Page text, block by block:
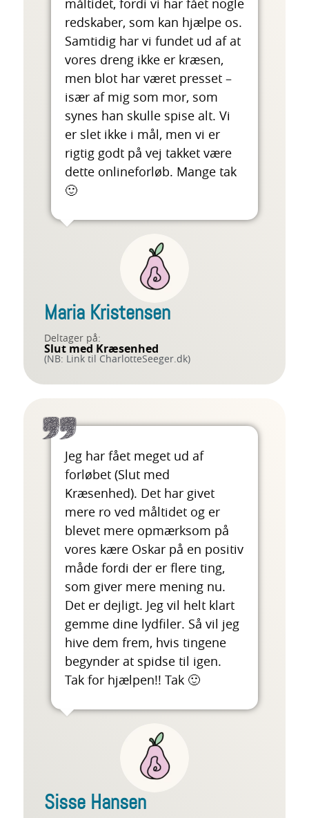
redskaber, som kan hjælpe os.
Samtidig har vi fundet ud af at
vores dreng ikke er kræsen,
men blot har været presset –
især af mig som mor, som
synes han skulle spise alt. Vi
er slet ikke i mål, men vi er
rigtig godt på vej takket være
dette onlineforløb. Mange tak
🙂
Maria Kristensen
Deltager på:
Slut med Kræsenhed
(NB: Link til CharlotteSeeger.dk)
Jeg har fået meget ud af
forløbet (Slut med
Kræsenhed). Det har givet
mere ro ved måltidet og er
blevet mere opmærksom på
vores kære Oskar på en positiv
måde fordi der er flere ting,
som giver mere mening nu.
Det er dejligt. Jeg vil helt klart
gemme dine lydfiler. Så vil jeg
hive dem frem, hvis tingene
begynder at spidse til igen.
Tak for hjælpen!! Tak 🙂
Sisse Hansen